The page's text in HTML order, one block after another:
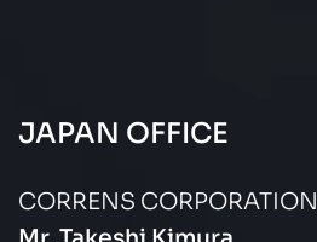
JAPAN OFFICE
CORRENS CORPORATION